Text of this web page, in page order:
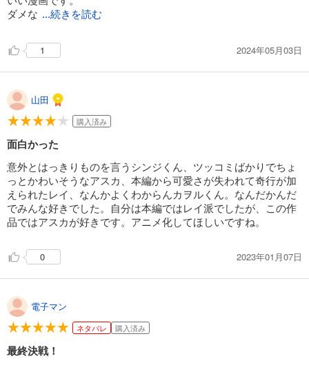
ダメな ...続きを読む
1 2024年05月03日
山田
購入済み
面白かった
意外とはっきりものを言うシンジくん、ツッコミばかりでちょ
っとかわいそうなアスカ、本編から可愛さが失われて奇行が加
えられたレイ、なんかよくわからんカヲルくん。なんだかんだ
でみんな好きでした。自分は本編ではレイ派でしたが、この作
品ではアスカが好きです。アニメ化してほしいですね。
0 2023年01月07日
電子マン
ネタバレ 購入済み
最終決戦！